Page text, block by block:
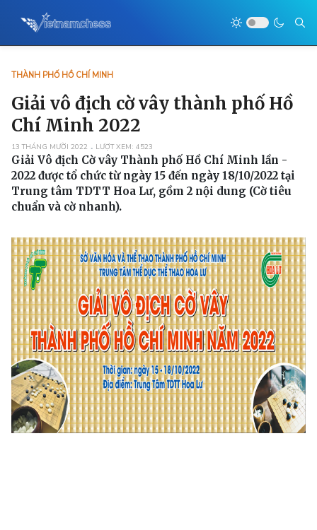
THÀNH PHỐ HỒ CHÍ MINH
Giải vô địch cờ vây thành phố Hồ
Chí Minh 2022
13 THÁNG MƯỜI 2022 LƯỢT XEM: 4523
Giải Vô địch Cờ vây Thành phố Hồ Chí Minh lần -
2022 được tổ chức từ ngày 15 đến ngày 18/10/2022 tại
Trung tâm TDTT Hoa Lư, gồm 2 nội dung (Cờ tiêu
chuẩn và cờ nhanh).